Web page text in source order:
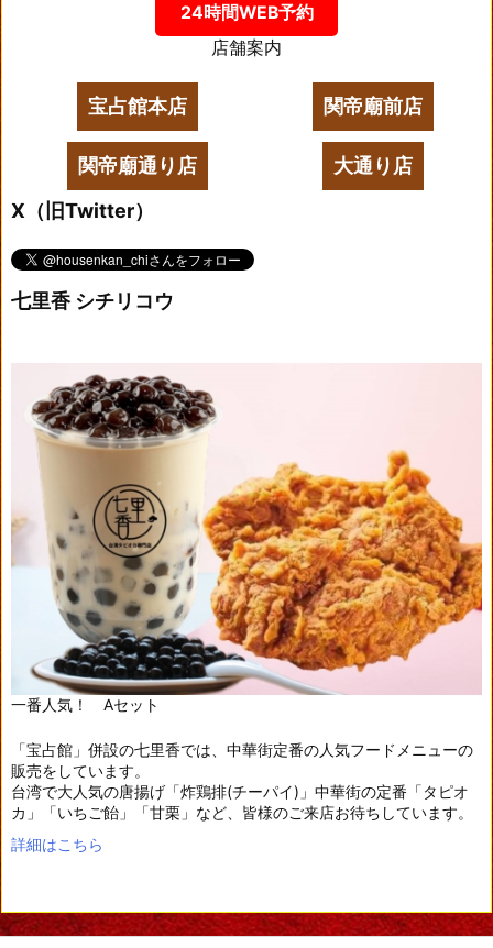
24時間WEB予約
店舗案内
宝占館本店 関帝廟前店
関帝廟通り店
大通り店
X（旧Twitter）
七里香 シチリコウ
一番人気！ Aセット
「宝占館」併設の七里香では、中華街定番の人気フードメニューの
販売をしています。
台湾で大人気の唐揚げ「炸鶏排(チーパイ)」中華街の定番「タピオ
カ」「いちご飴」「甘栗」など、皆様のご来店お待ちしています。
詳細はこちら